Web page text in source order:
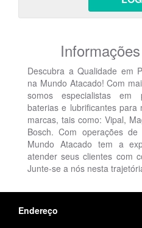
Descubra a Qualidade em
na Mundo Atacado! Com
somos especialistas em
baterias e lubrificantes para
marcas, tais como: Vipal,
Bosch. Com operações
Mundo Atacado tem a
atender seus clientes com
Junte-se a nós nesta
Endereço